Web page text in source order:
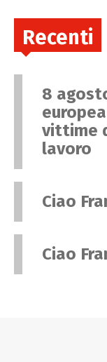
Recenti
8
vittime
lavoro
Ciao
Ciao